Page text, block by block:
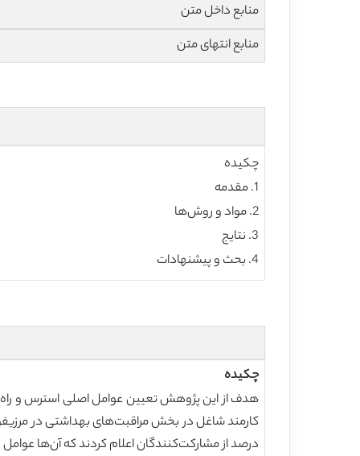
منابع داخل متن
منابع انتهای متن
چکیده
1. مقدمه
2. مواد و روش‌ها
3. نتایج
4. بحث و پیشنهادات
چکیده
درصد از مشارکت‌کنندگان اعلام کردند که آن‌ها